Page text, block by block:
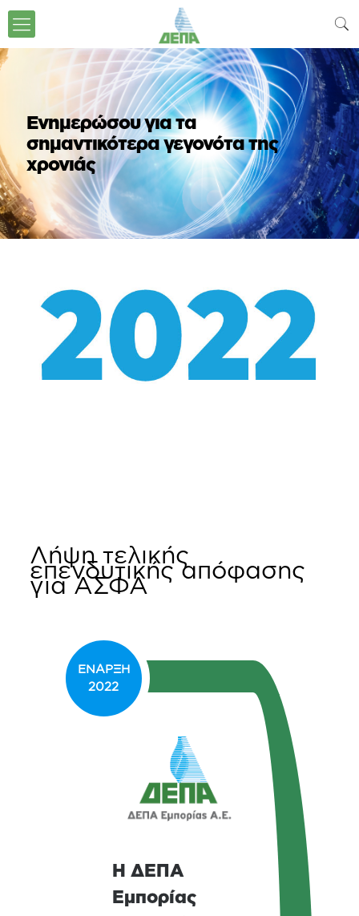
Ενημερώσου για τα
σημαντικότερα γεγονότα της
χρονιάς
Λήψη τελικής
επενδυτικής απόφασης
για ΑΣΦΑ
ΕΝΑΡΞΗ
2022
Η ΔΕΠΑ
Εμπορίας